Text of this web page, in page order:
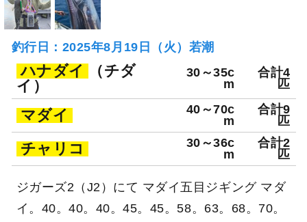
釣行日：2025年8月19日（火）若潮
ハナダイ
（チダ
イ）
30～35c
m
合計4
匹
マダイ
40～70c
m
合計9
匹
チャリコ
30～36c
m
合計2
匹
ジガーズ2（J2）にて マダイ五目ジギング マダ
イ。40。40。40。45。45。58。63。68。70。